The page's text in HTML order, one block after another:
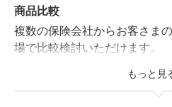
保険診断サービス（無料）
相談前に保険市場の「
を保存していただくと、オ
ービスをご利用いただけ
商品比較
複数の保険会社からお客さま
場で比較検討いただけます。
お客さまのご予算やご希望に
もっと見